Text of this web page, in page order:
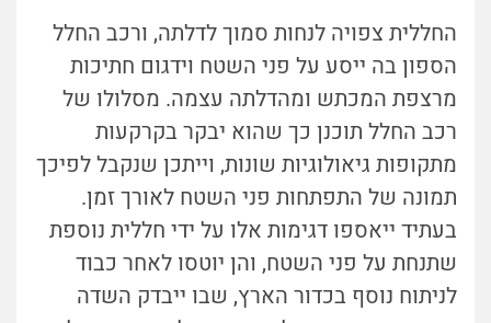
החללית צפויה לנחות סמוך לדלתה, ורכב החלל
הספון בה ייסע על פני השטח וידגום חתיכות
מרצפת המכתש ומהדלתה עצמה. מסלולו של
רכב החלל תוכנן כך שהוא יבקר בקרקעות
מתקופות גיאולוגיות שונות, וייתכן שנקבל לפיכך
תמונה של התפתחות פני השטח לאורך זמן.
בעתיד ייאספו דגימות אלו על ידי חללית נוספת
שתנחת על פני השטח, והן יוטסו לאחר כבוד
לניתוח נוסף בכדור הארץ, שבו ייבדק השדה